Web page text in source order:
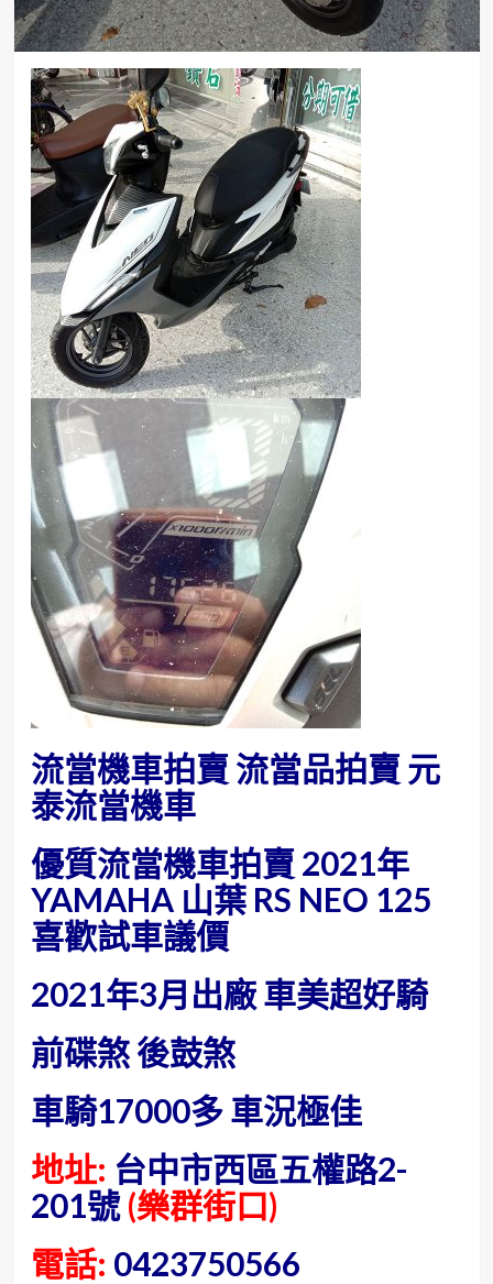
流當機車拍賣 流當品拍賣 元
泰流當機車
優質流當機車拍賣 2021年
YAMAHA 山葉 RS NEO 125
喜歡試車議價
2021年3月出廠 車美超好騎
前碟煞 後鼓煞
車騎17000多 車況極佳
地址: 台中市西區五權路2-
201號(樂群街口)
電話: 0423750566